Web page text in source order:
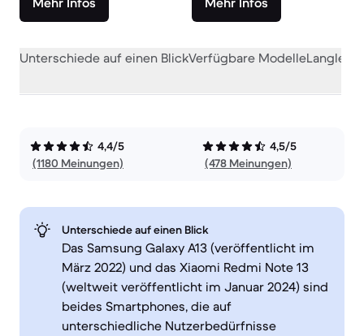
Unterschiede auf einen BlickVerfügbare Modelle
4,4/5
(1180 Meinungen)
4,5/5
(478 Meinungen)
Unterschiede auf einen Blick
Das Samsung Galaxy A13 (veröffentlicht im
März 2022) und das Xiaomi Redmi Note 13
(weltweit veröffentlicht im Januar 2024) sind
beides Smartphones, die auf
unterschiedliche Nutzerbedürfnisse